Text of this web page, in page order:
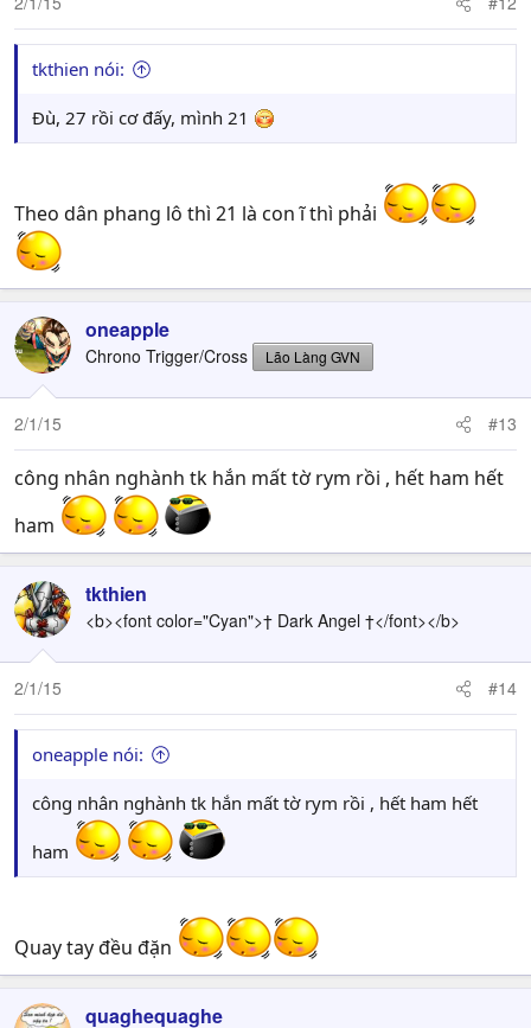
tkthien nói:
Đù, 27 rồi cơ đấy, mình 21
Theo dân phang lô thì 21 là con ĩ thì phải
oneapple
Chrono Trigger/Cross Lão Làng GVN
2/1/15 #13
công nhân nghành tk hắn mất tờ rym rồi , hết ham hết
ham
tkthien
<b><font color="Cyan">† Dark Angel †</font></b>
2/1/15 #14
oneapple nói:
công nhân nghành tk hắn mất tờ rym rồi , hết ham hết
ham
Quay tay đều đặn
quaghequaghe